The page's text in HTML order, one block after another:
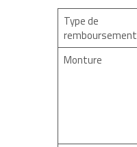
Type de
remboursement
Monture